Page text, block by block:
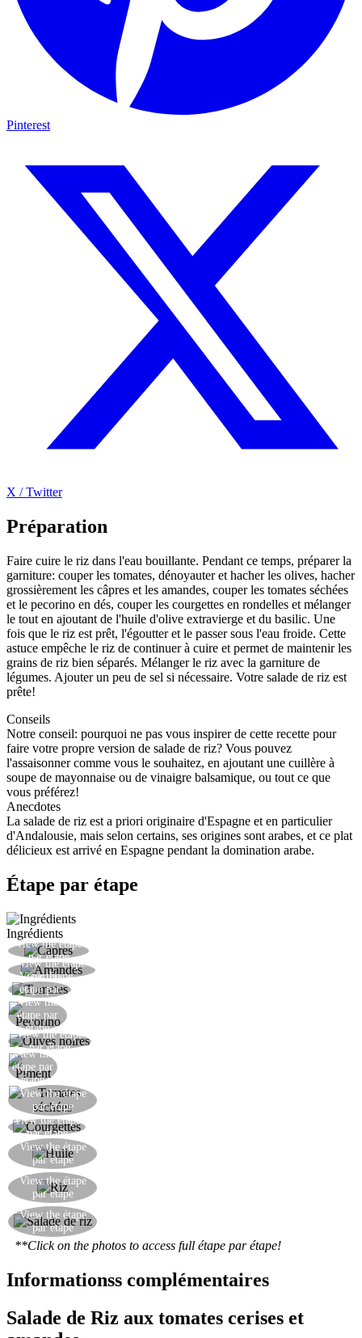
Pinterest
X / Twitter
Préparation
Faire cuire le riz dans l'eau bouillante. Pendant ce temps, préparer la
garniture: couper les tomates, dénoyauter et hacher les olives, hacher
grossièrement les câpres et les amandes, couper les tomates séchées
et le pecorino en dés, couper les courgettes en rondelles et mélanger
le tout en ajoutant de l'huile d'olive extravierge et du basilic. Une
fois que le riz est prêt, l'égoutter et le passer sous l'eau froide. Cette
astuce empêche le riz de continuer à cuire et permet de maintenir les
grains de riz bien séparés. Mélanger le riz avec la garniture de
légumes. Ajouter un peu de sel si nécessaire. Votre salade de riz est
prête!
Conseils
Notre conseil: pourquoi ne pas vous inspirer de cette recette pour
faire votre propre version de salade de riz? Vous pouvez
l'assaisonner comme vous le souhaitez, en ajoutant une cuillère à
soupe de mayonnaise ou de vinaigre balsamique, ou tout ce que
vous préférez!
Anecdotes
La salade de riz est a priori originaire d'Espagne et en particulier
d'Andalousie, mais selon certains, ses origines sont arabes, et ce plat
délicieux est arrivé en Espagne pendant la domination arabe.
Étape par étape
Ingrédients
View the étape
par étape
View the étape
par étape
View the
étape par
étape
View the
étape par
étape
View the étape
par étape
View the
étape par
étape
View the étape
par étape
View the étape
par étape
View the étape
par étape
View the étape
par étape
View the étape
par étape
**Click on the photos to access full étape par étape!
Informationss complémentaires
Salade de Riz aux tomates cerises et